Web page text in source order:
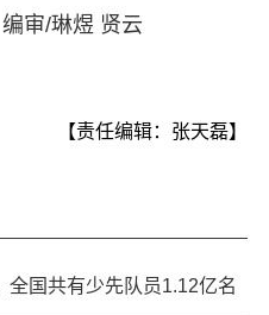
审/琳煜 贤云
【责任编辑：张天磊】
国共有少先队员1.12亿名